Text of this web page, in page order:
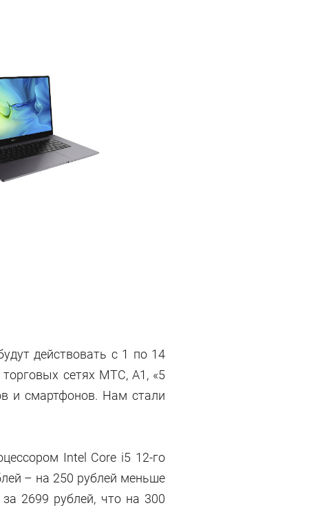
действовать с 1 по 14
сетях МТС, А1, «5
и смартфонов. Нам стали
Intel Core i5 12-го
– на 250 рублей меньше
2699 рублей, что на 300